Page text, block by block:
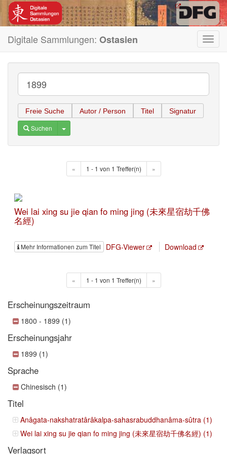
Digitale Sammlungen: Ostasien
Freie Suche Autor / Person Titel Signatur
Suchen Toggle Dropdown
« 1 - 1 von 1 Treffer(n) »
Wei lai xing su jie qian fo ming jing (未來星宿劫千佛
名經)
Mehr Informationen zum Titel DFG-Viewer Download
« 1 - 1 von 1 Treffer(n) »
Erscheinungszeitraum
1800 - 1899 (1)
Erscheinungsjahr
1899 (1)
Sprache
Chinesisch (1)
Titel
Anâgata-nakshatratârâkalpa-sahasrabuddhanâma-sûtra (1)
Wei lai xing su jie qian fo ming jing (未來星宿劫千佛名經) (1)
Verlagsort